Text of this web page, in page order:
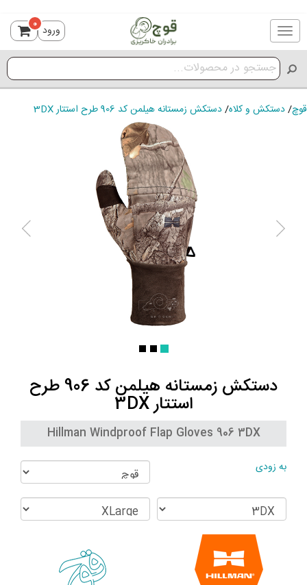
Toggle
navigation
ورود 0
قوچ/دستکش و کلاه/دستکش زمستانه هیلمن کد 906 طرح استتار 3DX
دستکش زمستانه هیلمن کد 906 طرح
استتار 3DX
Hillman Windproof Flap Gloves 906 3DX
به زودی